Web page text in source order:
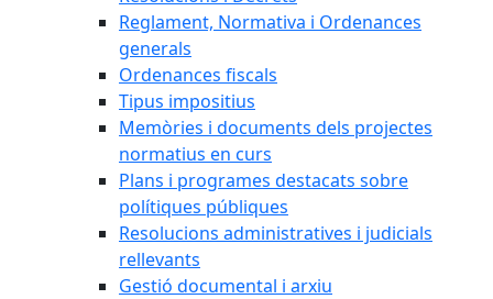
Reglament, Normativa i Ordenances
generals
Ordenances fiscals
Tipus impositius
Memòries i documents dels projectes
normatius en curs
Plans i programes destacats sobre
polítiques públiques
Resolucions administratives i judicials
rellevants
Gestió documental i arxiu